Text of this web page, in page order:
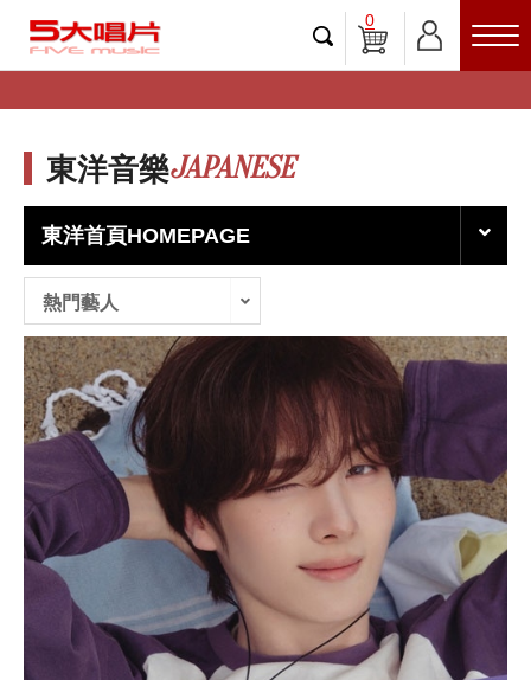
0
東洋音樂JAPANESE
東洋首頁HOMEPAGE
熱門藝人